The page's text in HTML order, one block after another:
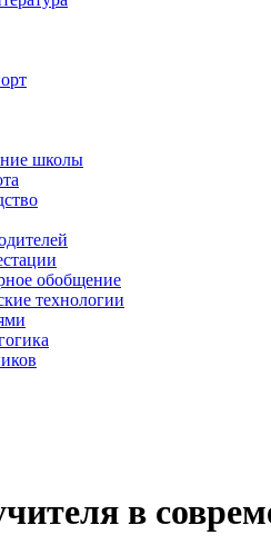
школы
обобщение
технологии
в